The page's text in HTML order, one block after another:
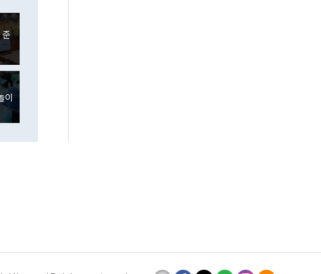
하
관
고
월
. 정
를
각
. 지
국
러
. 외
러
시
도
준
이